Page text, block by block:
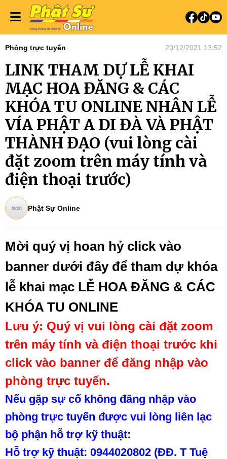
Phòng trực tuyến 20/12/2021 13:52
LINK THAM DỰ LỄ KHAI
MẠC HOA ĐĂNG & CÁC
KHÓA TU ONLINE NHÂN LỄ
VÍA PHẬT A DI ĐÀ VÀ PHẬT
THÀNH ĐẠO (vui lòng cài
đặt zoom trên máy tính và
điện thoại trước)
Phật Sự Online
Mời quý vị hoan hỷ click vào
banner dưới đây để tham dự khóa
lễ khai mạc LỄ HOA ĐĂNG & CÁC
KHÓA TU ONLINE
Lưu ý: Quý vị vui lòng cài đặt zoom
trên máy tính và điện thoại trước khi
click vào banner để đăng nhập vào
phòng trực tuyến.
Nếu gặp sự cố không đăng nhập vào
phòng trực tuyến được vui lòng liên lạc
bộ phận hỗ trợ kỹ thuật:
Hỗ trợ kỹ thuật: 0944020802 (ĐĐ. T Tuệ